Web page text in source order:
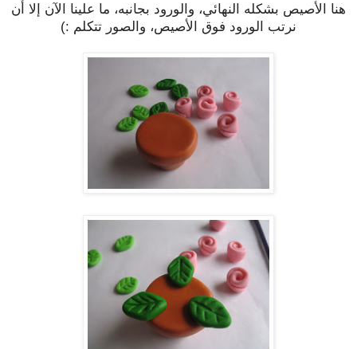
هنا الأصيص بشكله النهائي، والورود بجانبه، ما علينا الآن إلا أن
نرتب الورود فوق الأصيص، والصور تتكلم :)